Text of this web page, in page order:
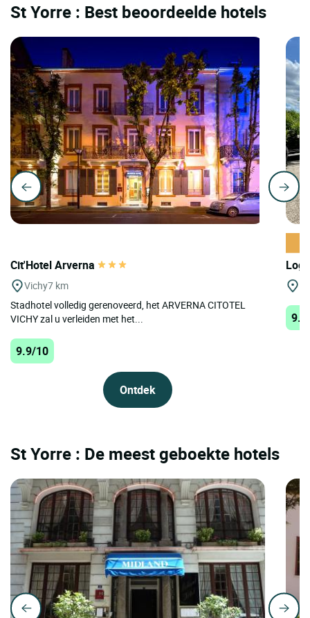
St Yorre : Best beoordeelde hotels
Cit'Hotel Arverna
Vichy7 km
Stadhotel volledig gerenoveerd, het ARVERNA CITOTEL
VICHY zal u verleiden met het...
9.9/10
Ontdek
St Yorre : De meest geboekte hotels